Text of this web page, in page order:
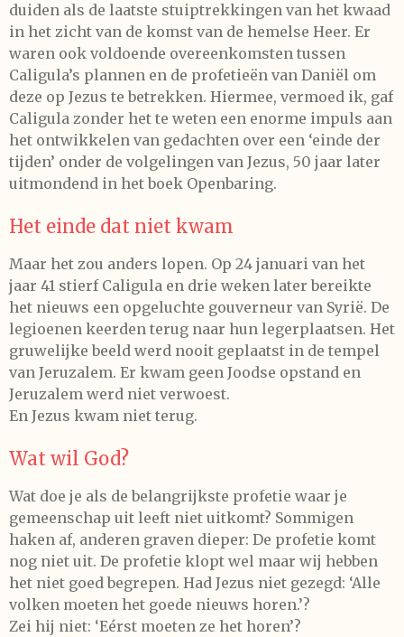
duiden als de laatste stuiptrekkingen van het kwaad
in het zicht van de komst van de hemelse Heer. Er
waren ook voldoende overeenkomsten tussen
Caligula’s plannen en de profetieën van Daniël om
deze op Jezus te betrekken. Hiermee, vermoed ik, gaf
Caligula zonder het te weten een enorme impuls aan
het ontwikkelen van gedachten over een ‘einde der
tijden’ onder de volgelingen van Jezus, 50 jaar later
uitmondend in het boek Openbaring.
Het einde dat niet kwam
Maar het zou anders lopen. Op 24 januari van het
jaar 41 stierf Caligula en drie weken later bereikte
het nieuws een opgeluchte gouverneur van Syrië. De
legioenen keerden terug naar hun legerplaatsen. Het
gruwelijke beeld werd nooit geplaatst in de tempel
van Jeruzalem. Er kwam geen Joodse opstand en
Jeruzalem werd niet verwoest.
En Jezus kwam niet terug.
Wat wil God?
Wat doe je als de belangrijkste profetie waar je
gemeenschap uit leeft niet uitkomt? Sommigen
haken af, anderen graven dieper: De profetie komt
nog niet uit. De profetie klopt wel maar wij hebben
het niet goed begrepen. Had Jezus niet gezegd: ‘Alle
volken moeten het goede nieuws horen.’?
Zei hij niet: ‘Eérst moeten ze het horen’?